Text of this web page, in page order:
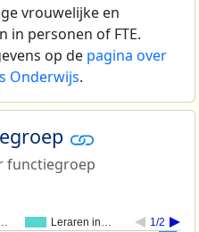
vrouwelijke en
in personen of FTE.
op de pagina over
Onderwijs.
functiegroep
Leraren in… 1/2